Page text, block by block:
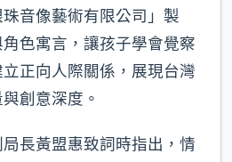
音像藝術有限公司」製
色寓言，讓孩子學會覺察
正向人際關係，展現台灣
創意深度。
長黃盟惠致詞時指出，情